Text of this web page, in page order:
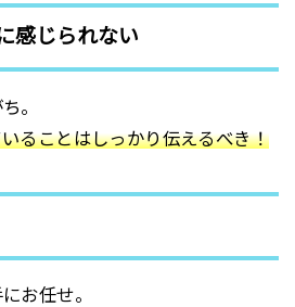
感じられない
。
ることはしっかり伝えるべき！
お任せ。